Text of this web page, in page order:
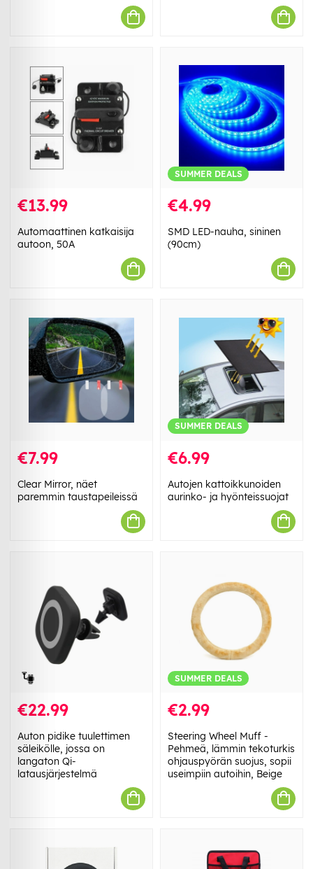
€13.99
Automaattinen katkaisija
autoon, 50A
SUMMER DEALS
€4.99
SMD LED-nauha, sininen
(90cm)
€7.99
Clear Mirror, näet
paremmin taustapeileissä
SUMMER DEALS
€6.99
Autojen kattoikkunoiden
aurinko- ja hyönteissuojat
€22.99
Auton pidike tuulettimen
säleikölle, jossa on
langaton Qi-
latausjärjestelmä
SUMMER DEALS
€2.99
Steering Wheel Muff -
Pehmeä, lämmin tekoturkis
ohjauspyörän suojus, sopii
useimpiin autoihin, Beige